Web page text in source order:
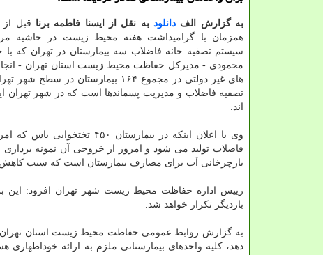
به گزارش الفدانلود به نقل از ایسنا فاطمه برنا قبل از
همزمان با گرامیداشت هفته محیط زیست در حاشیه
سیستم تصفیه خانه فاضلاب سه بیمارستان در تهران که
محمودی - مدیرکل حفاظت محیط زیست استان تهران - انجام
های غیر دولتی در مجموع ۱۶۴
تصفیه فاضلاب و مدیریت پسماندها است که در شهر تهران
اند.
فاضلاب تولید می شود و امروز از خروجی آن نمونه
بازچرخانی آب برای مصارف بیمارستان است که سبب
رییس اداره حفاظت محیط زیست شهر تهران افزود: این
باردیگر تکرار خواهد شد.
به گزارش روابط عمومی حفاظت محیط زیست استان
دهد، کلیه واحدهای بیمارستانی ملزم به ارائه